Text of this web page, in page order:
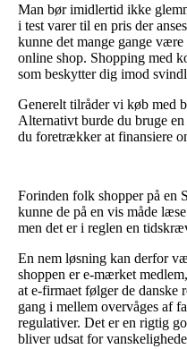
Man bør imidlertid ikke
i test varer til en pris der
kunne det mange gange
online shop. Shopping med
som beskytter dig imod
Generelt tilråder vi køb med
Alternativt burde du bruge
du foretrækker at finansiere
Forinden folk shopper på en
kunne de på en vis måde
men det er i reglen en
En nem løsning kan derfor
shoppen er e-mærket
at e-firmaet følger de danske
gang i mellem overvåges af
regulativer. Det er en rigtig
bliver udsat for